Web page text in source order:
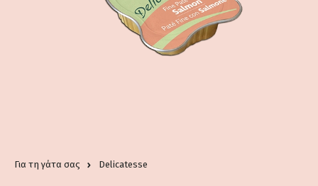
Για τη γάτα σας Delicatesse